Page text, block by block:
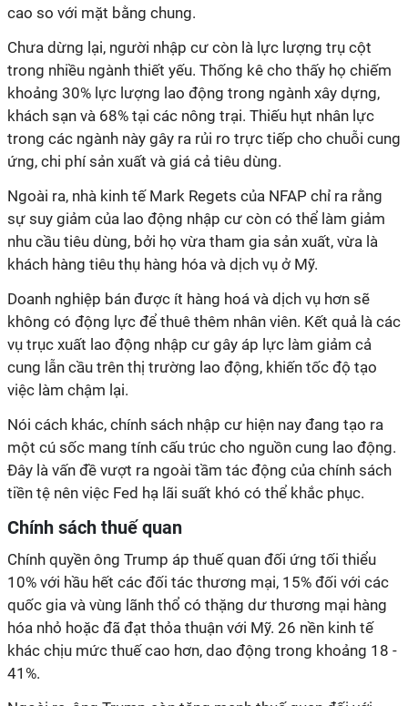
cao so với mặt bằng chung.
Chưa dừng lại, người nhập cư còn là lực lượng trụ cột
trong nhiều ngành thiết yếu. Thống kê cho thấy họ chiếm
khoảng 30% lực lượng lao động trong ngành xây dựng,
khách sạn và 68% tại các nông trại. Thiếu hụt nhân lực
trong các ngành này gây ra rủi ro trực tiếp cho chuỗi cung
ứng, chi phí sản xuất và giá cả tiêu dùng.
Ngoài ra, nhà kinh tế Mark Regets của NFAP chỉ ra rằng
sự suy giảm của lao động nhập cư còn có thể làm giảm
nhu cầu tiêu dùng, bởi họ vừa tham gia sản xuất, vừa là
khách hàng tiêu thụ hàng hóa và dịch vụ ở Mỹ.
Doanh nghiệp bán được ít hàng hoá và dịch vụ hơn sẽ
không có động lực để thuê thêm nhân viên. Kết quả là các
vụ trục xuất lao động nhập cư gây áp lực làm giảm cả
cung lẫn cầu trên thị trường lao động, khiến tốc độ tạo
việc làm chậm lại.
Nói cách khác, chính sách nhập cư hiện nay đang tạo ra
một cú sốc mang tính cấu trúc cho nguồn cung lao động.
Đây là vấn đề vượt ra ngoài tầm tác động của chính sách
tiền tệ nên việc Fed hạ lãi suất khó có thể khắc phục.
Chính sách thuế quan
Chính quyền ông Trump áp thuế quan đối ứng tối thiểu
10% với hầu hết các đối tác thương mại, 15% đối với các
quốc gia và vùng lãnh thổ có thặng dư thương mại hàng
hóa nhỏ hoặc đã đạt thỏa thuận với Mỹ. 26 nền kinh tế
khác chịu mức thuế cao hơn, dao động trong khoảng 18 -
41%.